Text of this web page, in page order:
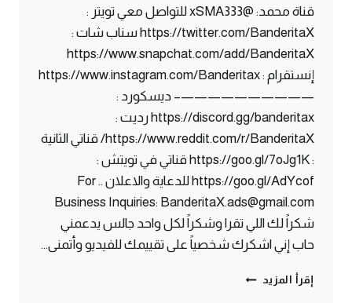
قناة محمد: @xSMA333 للتواصل معي تويتر :
https://twitter.com/BanderitaX سناب شات :
https://www.snapchat.com/add/BanderitaX
إنستقرام : https://www.instagram.com/Banderitax
——————————– ديسكورد :
https://discord.gg/banderitax رديت :
https://www.reddit.com/r/BanderitaX/ قناتي الثانية
: https://goo.gl/7oJg1K قناتي في تويتش :
https://goo.gl/AdYcof للدعاية والاعلان .. For
Business Inquiries: BanderitaX.ads@gmail.com
شكراً لك اللي تقرا وشكراً لكل واحد جالس يدعمني
حاب إني اشكرك شخصياً على تقييمك للفيديو وأتمنى…
إقرأ المزيد ماين